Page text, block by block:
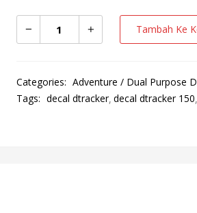
Tambah Ke
Categories: Adventure / Dual Purpose
Tags: decal dtracker decal dtracker 150